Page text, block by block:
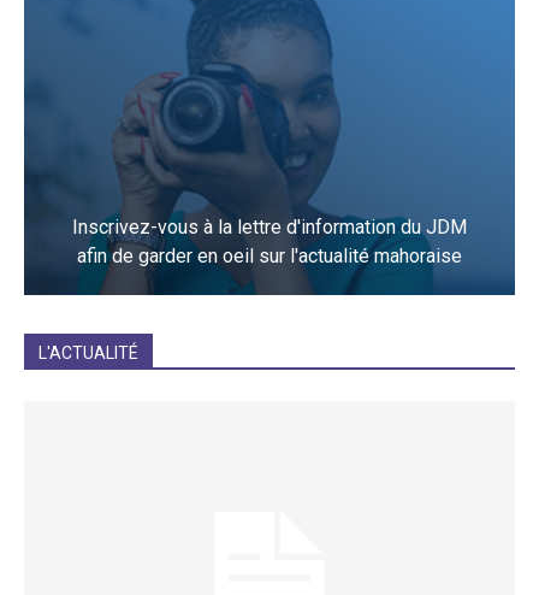
Inscrivez-vous à la lettre d'information du JDM
afin de garder en oeil sur l'actualité mahoraise
L'ACTUALITÉ